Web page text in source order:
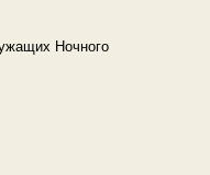
Ночного